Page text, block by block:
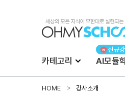
카테고리 AI모듈
HOME 강사소개